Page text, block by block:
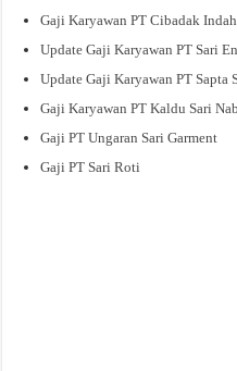
Gaji Karyawan PT Cibadak
Update Gaji Karyawan PT Sari
Update Gaji Karyawan PT Sapta
Gaji Karyawan PT Kaldu Sari
Gaji PT Ungaran Sari Garment
Gaji PT Sari Roti